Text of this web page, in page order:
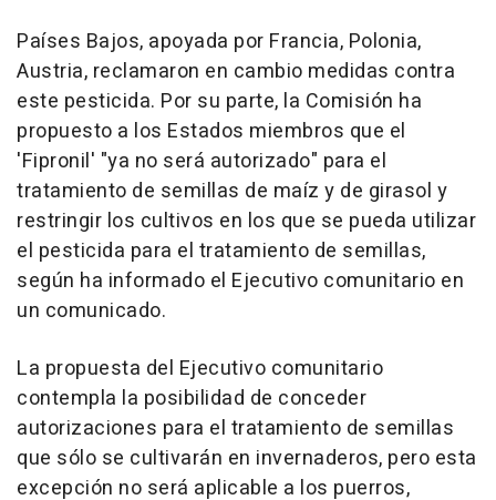
Países Bajos, apoyada por Francia, Polonia,
Austria, reclamaron en cambio medidas contra
este pesticida. Por su parte, la Comisión ha
propuesto a los Estados miembros que el
'Fipronil' "ya no será autorizado" para el
tratamiento de semillas de maíz y de girasol y
restringir los cultivos en los que se pueda utilizar
el pesticida para el tratamiento de semillas,
según ha informado el Ejecutivo comunitario en
un comunicado.
La propuesta del Ejecutivo comunitario
contempla la posibilidad de conceder
autorizaciones para el tratamiento de semillas
que sólo se cultivarán en invernaderos, pero esta
excepción no será aplicable a los puerros,